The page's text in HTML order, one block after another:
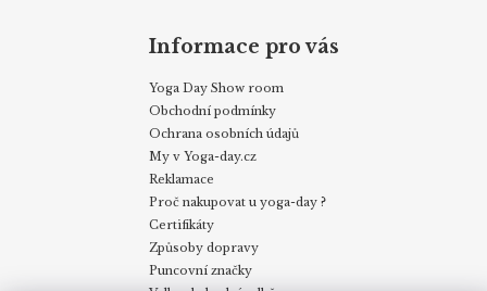
Informace pro vás
Yoga Day Show room
Obchodní podmínky
Ochrana osobních údajů
My v Yoga-day.cz
Reklamace
Proč nakupovat u yoga-day ?
Certifikáty
Způsoby dopravy
Puncovní značky